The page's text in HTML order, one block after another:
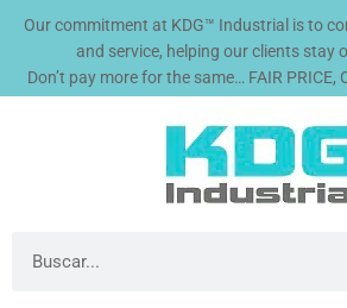
Our commitment at KDG™ Industrial is to
and service, helping our clients stay
Don’t pay more for the same… FAIR PRICE,